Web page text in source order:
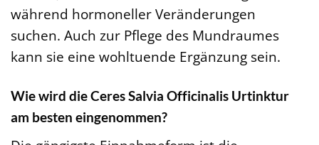
während hormoneller Veränderungen
suchen. Auch zur Pflege des Mundraumes
kann sie eine wohltuende Ergänzung sein.
Wie wird die Ceres Salvia Officinalis Urtinktur
am besten eingenommen?